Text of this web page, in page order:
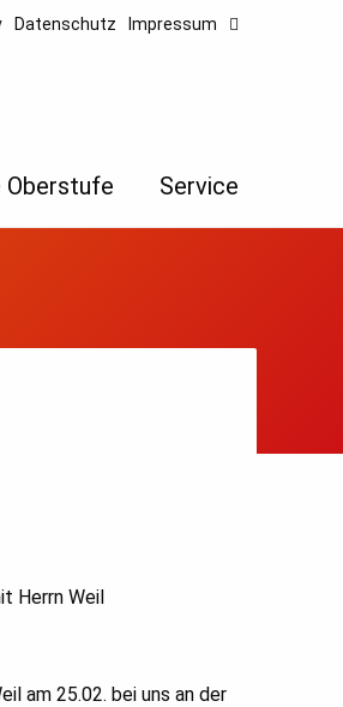
Datenschutz Impressum
Oberstufe Service
Herrn Weil
am 25.02. bei uns an der